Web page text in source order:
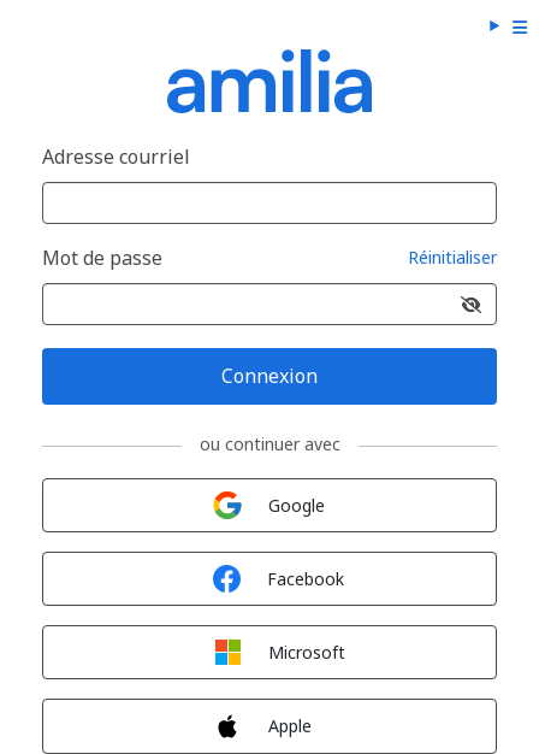
Adresse courriel
Mot de passe Réinitialiser
Connexion
ou continuer avec
Google
Facebook
Microsoft
Apple